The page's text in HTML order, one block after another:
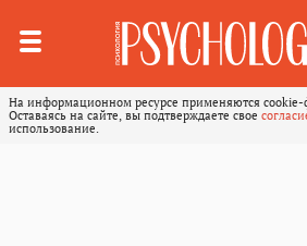
На информационном ресурсе применяются
Оставаясь на сайте, вы подтверждаете свое
использование.